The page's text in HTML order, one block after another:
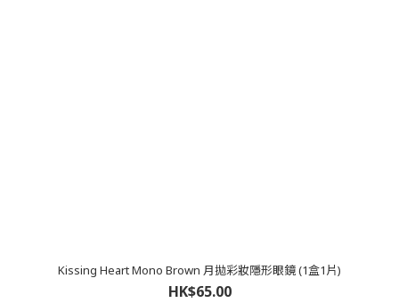
Kissing Heart Mono Brown 月拋彩妝隱形眼鏡 (1盒1片)
HK$65.00